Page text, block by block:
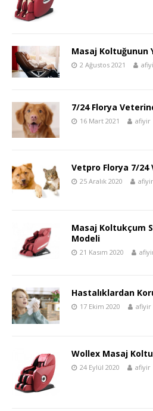
Masaj Koltuğunun
2 Ağustos 2021
7/24 Florya
16 Mart 2021 afiyir
Vetpro Florya 7/
25 Aralık 2020 afiyir
Masaj Koltukçum
Modeli
21 Kasım 2020
Hastalıklardan
17 Ekim 2020 afiyir
Wollex Masaj
24 Eylül 2020 afiyir